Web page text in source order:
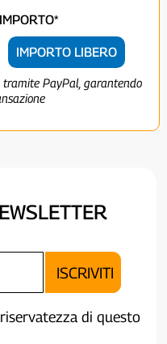
IMPORTO LIBERO
PayPal, garantendo
di questo